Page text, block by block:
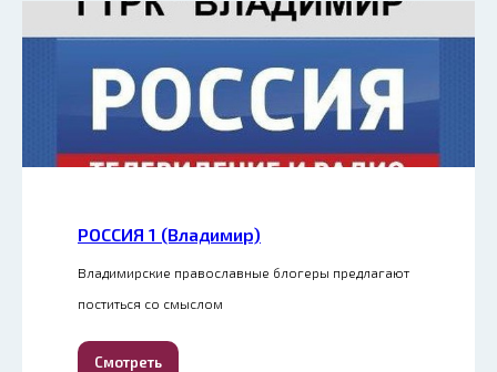
РОССИЯ 1 (Владимир)
Владимирские православные блогеры предлагают
поститься со смыслом
Смотреть